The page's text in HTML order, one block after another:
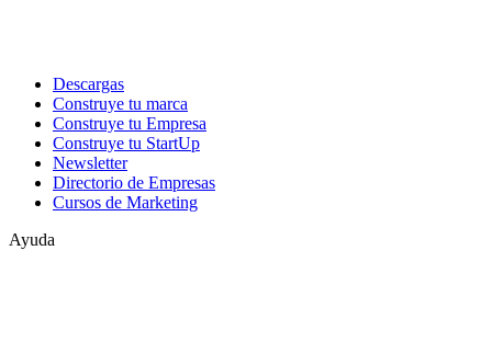
Descargas
Construye tu marca
Construye tu Empresa
Construye tu StartUp
Newsletter
Directorio de Empresas
Cursos de Marketing
Ayuda